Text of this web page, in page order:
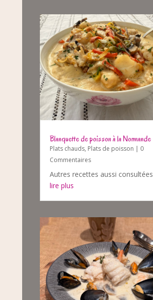
Blanquette de poisson à la Normande
Plats chauds, Plats de poisson | 0
Commentaires
Autres recettes aussi consultées
lire plus